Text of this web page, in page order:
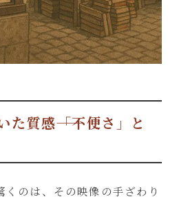
質感――「不便さ」と
のは、その映像の手ざわり